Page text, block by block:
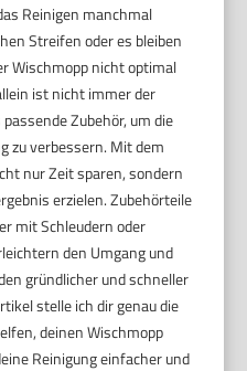
Reinigen manchmal
Streifen oder es bleiben
Wischmopp nicht optimal
ist nicht immer der
Zubehör, um die
zu verbessern. Mit dem
nur Zeit sparen, sondern
erzielen. Zubehörteile
mit Schleudern oder
den Umgang und
gründlicher und schneller
stelle ich dir genau die
deinen Wischmopp
Reinigung einfacher und